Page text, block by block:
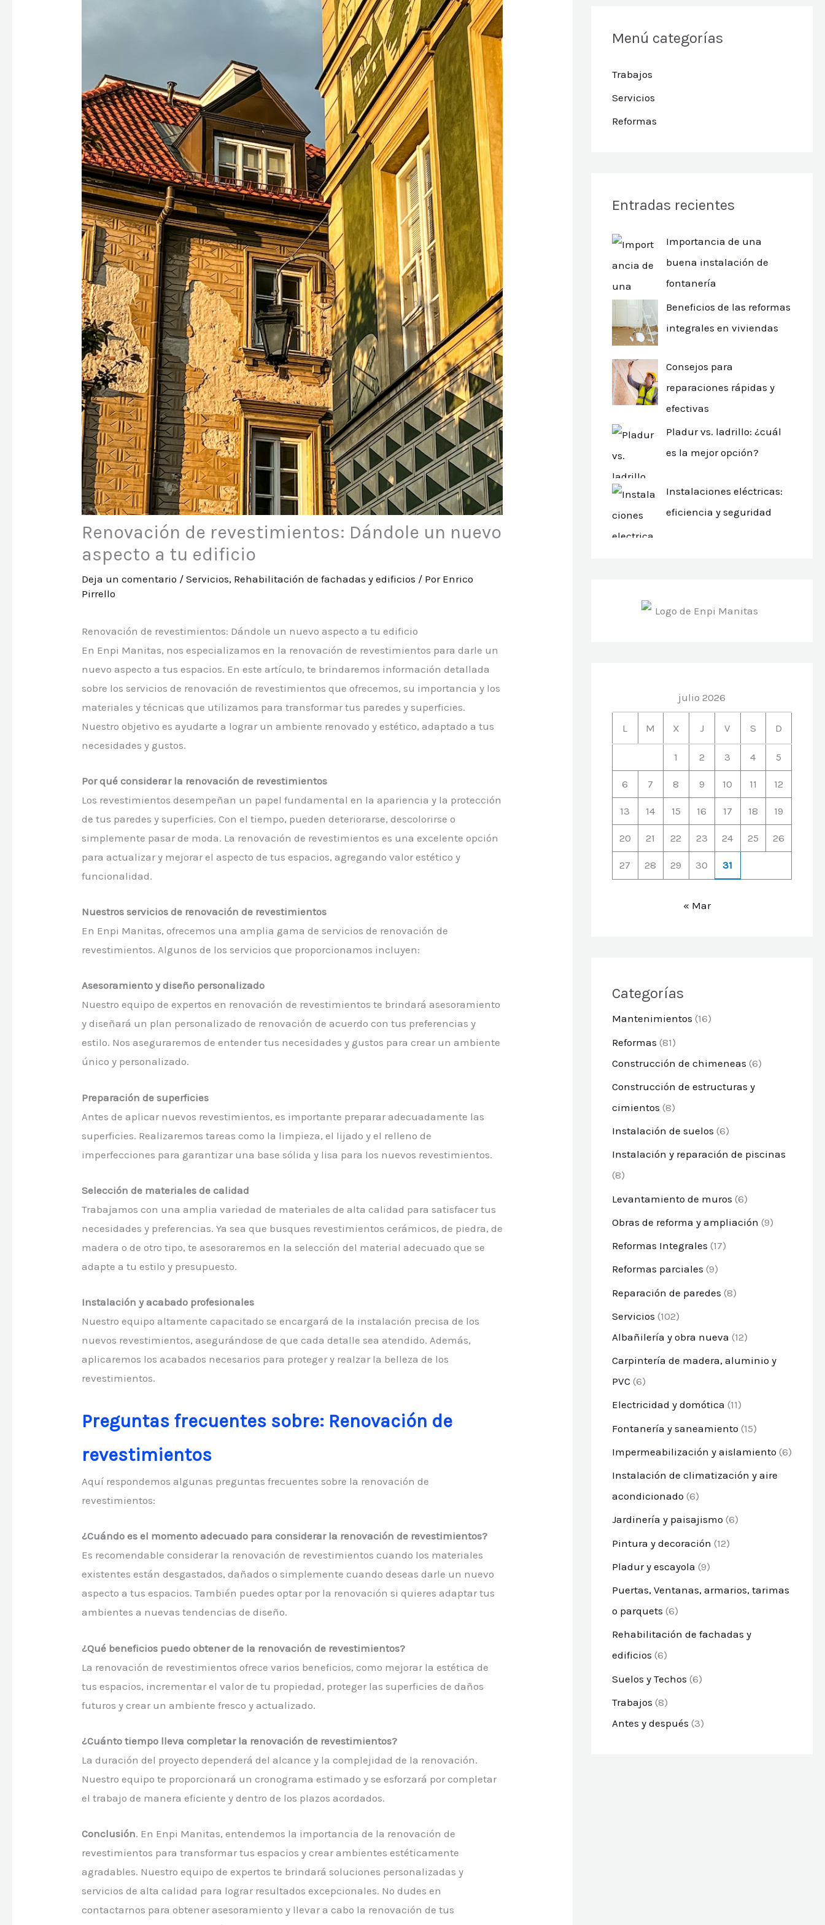
Renovación de revestimientos: Dándole un nuevo
aspecto a tu edificio
Deja un comentario /Servicios, Rehabilitación de fachadas y edificios / Por Enrico
Pirrello
Renovación de revestimientos: Dándole un nuevo aspecto a tu edificio
En Enpi Manitas, nos especializamos en la renovación de revestimientos para darle un
nuevo aspecto a tus espacios. En este artículo, te brindaremos información detallada
sobre los servicios de renovación de revestimientos que ofrecemos, su importancia y los
materiales y técnicas que utilizamos para transformar tus paredes y superficies.
Nuestro objetivo es ayudarte a lograr un ambiente renovado y estético, adaptado a tus
necesidades y gustos.
Por qué considerar la renovación de revestimientos
Los revestimientos desempeñan un papel fundamental en la apariencia y la protección
de tus paredes y superficies. Con el tiempo, pueden deteriorarse, descolorirse o
simplemente pasar de moda. La renovación de revestimientos es una excelente opción
para actualizar y mejorar el aspecto de tus espacios, agregando valor estético y
funcionalidad.
Nuestros servicios de renovación de revestimientos
En Enpi Manitas, ofrecemos una amplia gama de servicios de renovación de
revestimientos. Algunos de los servicios que proporcionamos incluyen:
Asesoramiento y diseño personalizado
Nuestro equipo de expertos en renovación de revestimientos te brindará asesoramiento
y diseñará un plan personalizado de renovación de acuerdo con tus preferencias y
estilo. Nos aseguraremos de entender tus necesidades y gustos para crear un ambiente
único y personalizado.
Preparación de superficies
Antes de aplicar nuevos revestimientos, es importante preparar adecuadamente las
superficies. Realizaremos tareas como la limpieza, el lijado y el relleno de
imperfecciones para garantizar una base sólida y lisa para los nuevos revestimientos.
Selección de materiales de calidad
Trabajamos con una amplia variedad de materiales de alta calidad para satisfacer tus
necesidades y preferencias. Ya sea que busques revestimientos cerámicos, de piedra, de
madera o de otro tipo, te asesoraremos en la selección del material adecuado que se
adapte a tu estilo y presupuesto.
Instalación y acabado profesionales
Nuestro equipo altamente capacitado se encargará de la instalación precisa de los
nuevos revestimientos, asegurándose de que cada detalle sea atendido. Además,
aplicaremos los acabados necesarios para proteger y realzar la belleza de los
revestimientos.
Preguntas frecuentes sobre: Renovación de
revestimientos
Aquí respondemos algunas preguntas frecuentes sobre la renovación de
revestimientos:
¿Cuándo es el momento adecuado para considerar la renovación de revestimientos?
Es recomendable considerar la renovación de revestimientos cuando los materiales
existentes están desgastados, dañados o simplemente cuando deseas darle un nuevo
aspecto a tus espacios. También puedes optar por la renovación si quieres adaptar tus
ambientes a nuevas tendencias de diseño.
¿Qué beneficios puedo obtener de la renovación de revestimientos?
La renovación de revestimientos ofrece varios beneficios, como mejorar la estética de
tus espacios, incrementar el valor de tu propiedad, proteger las superficies de daños
futuros y crear un ambiente fresco y actualizado.
¿Cuánto tiempo lleva completar la renovación de revestimientos?
La duración del proyecto dependerá del alcance y la complejidad de la renovación.
Nuestro equipo te proporcionará un cronograma estimado y se esforzará por completar
el trabajo de manera eficiente y dentro de los plazos acordados.
Conclusión. En Enpi Manitas, entendemos la importancia de la renovación de
revestimientos para transformar tus espacios y crear ambientes estéticamente
agradables. Nuestro equipo de expertos te brindará soluciones personalizadas y
servicios de alta calidad para lograr resultados excepcionales. No dudes en
contactarnos para obtener asesoramiento y llevar a cabo la renovación de tus
Menú categorías
Trabajos
Servicios
Reformas
Entradas recientes
Importancia de una
buena instalación de
fontanería
Beneficios de las reformas
integrales en viviendas
Consejos para
reparaciones rápidas y
efectivas
Pladur vs. ladrillo: ¿cuál
es la mejor opción?
Instalaciones eléctricas:
eficiencia y seguridad
julio 2026
L M X J V S D
1 2 3 4 5
6 7 8 9 10 11 12
13 14 15 16 17 18 19
20 21 22 23 24 25 26
27 28 29 30 31
« Mar
Categorías
Mantenimientos (16)
Reformas (81)
Construcción de chimeneas (6)
Construcción de estructuras y
cimientos (8)
Instalación de suelos (6)
Instalación y reparación de piscinas
(8)
Levantamiento de muros (6)
Obras de reforma y ampliación (9)
Reformas Integrales (17)
Reformas parciales (9)
Reparación de paredes (8)
Servicios (102)
Albañilería y obra nueva (12)
Carpintería de madera, aluminio y
PVC (6)
Electricidad y domótica (11)
Fontanería y saneamiento (15)
Impermeabilización y aislamiento (6)
Instalación de climatización y aire
acondicionado (6)
Jardinería y paisajismo (6)
Pintura y decoración (12)
Pladur y escayola (9)
Puertas, Ventanas, armarios, tarimas
o parquets (6)
Rehabilitación de fachadas y
edificios (6)
Suelos y Techos (6)
Trabajos (8)
Antes y después (3)